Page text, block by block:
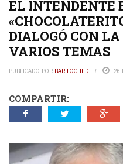
EL INTENDENTE
DIALOGÓ CON
VARIOS TEMAS
PUBLICADO POR BARILOCHED 26
COMPARTIR: